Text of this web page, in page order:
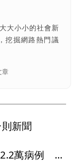
大小小的社會新
挖掘網路熱門議
章
新聞
吃生菜爆致命危機！美國激增2.2萬病例 寄生蟲污染惹禍（壹蘋10點強打）